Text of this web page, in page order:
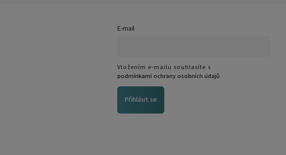
E-mail
Vložením e-mailu souhlasíte s
podmínkami ochrany osobních údajů
Přihlásit se